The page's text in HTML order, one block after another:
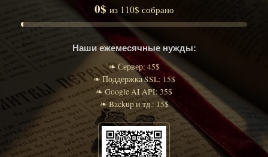
0$ из 110$ собрано
Наши ежемесячные нужды:
❧ Сервер: 45$
❧ Поддержка SSL: 15$
❧ Google AI API: 35$
❧ Backup и тд.: 15$